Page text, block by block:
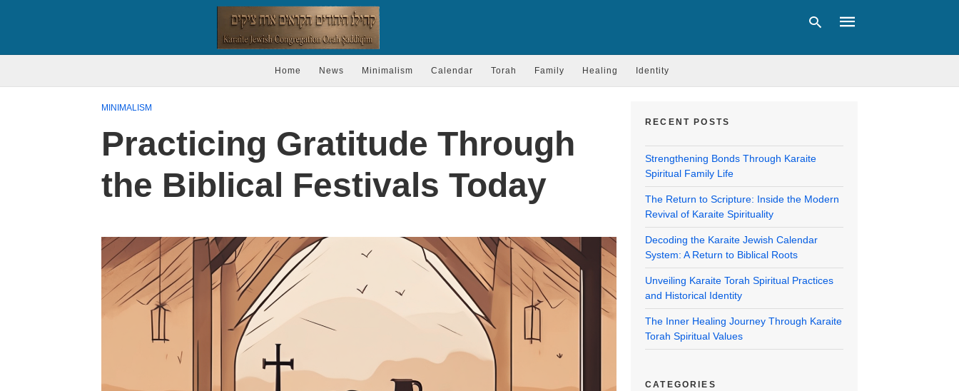
Home News Minimalism Calendar Torah Family Healing Identity
MINIMALISM
Practicing Gratitude Through
the Biblical Festivals Today
RECENT POSTS
Strengthening Bonds Through Karaite
Spiritual Family Life
The Return to Scripture: Inside the Modern
Revival of Karaite Spirituality
Decoding the Karaite Jewish Calendar
System: A Return to Biblical Roots
Unveiling Karaite Torah Spiritual Practices
and Historical Identity
The Inner Healing Journey Through Karaite
Torah Spiritual Values
CATEGORIES